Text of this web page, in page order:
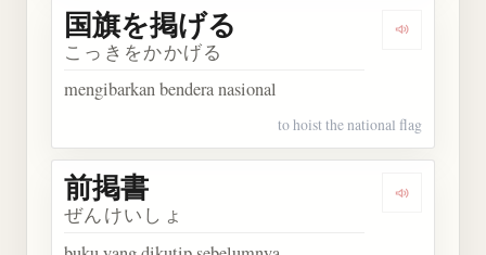
Dengarkan
国旗を掲げる
こっきをかかげる
mengibarkan bendera nasional
to hoist the national flag
Dengarkan
前掲書
ぜんけいしょ